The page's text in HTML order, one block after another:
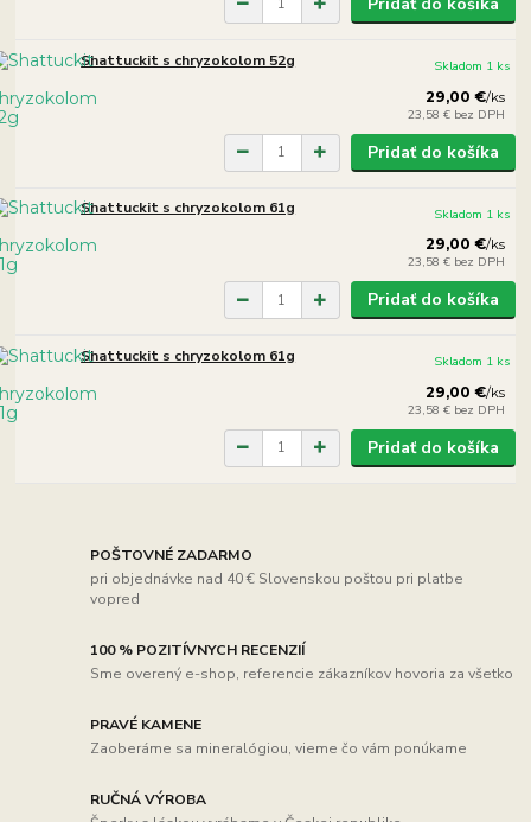
Shattuckit s chryzokolom 52g
29,00 €/ks
23,58 € bez DPH
Skladom 1 ks
Pridať do košíka
Shattuckit s chryzokolom 61g
29,00 €/ks
23,58 € bez DPH
Skladom 1 ks
Pridať do košíka
Shattuckit s chryzokolom 61g
29,00 €/ks
23,58 € bez DPH
Skladom 1 ks
Pridať do košíka
POŠTOVNÉ ZADARMO
pri objednávke nad 40 € Slovenskou poštou pri platbe
vopred
100 % POZITÍVNYCH RECENZIÍ
Sme overený e-shop, referencie zákazníkov hovoria za všetko
PRAVÉ KAMENE
Zaoberáme sa mineralógiou, vieme čo vám ponúkame
RUČNÁ VÝROBA